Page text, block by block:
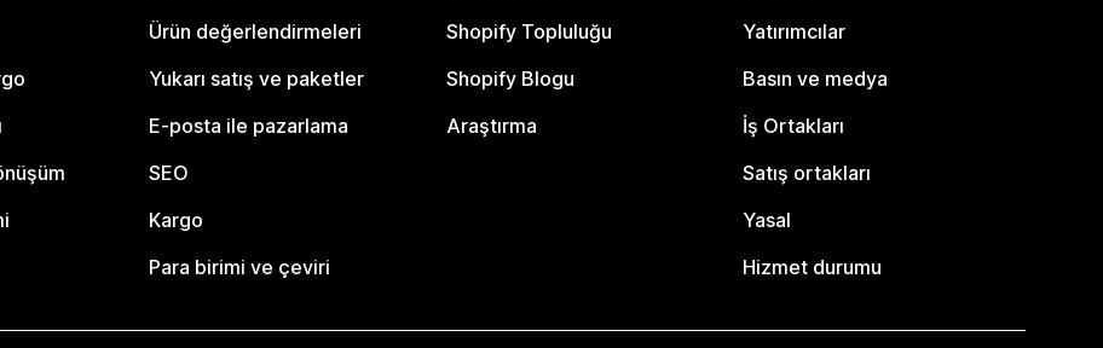
Ürün değerlendirmeleri
Yukarı satış ve paketler
E-posta ile pazarlama
SEO
Kargo
Para birimi ve çeviri
Shopify Topluluğu
Shopify Blogu
Araştırma
Yatırımcılar
Basın ve medya
İş Ortakları
Satış ortakları
Yasal
Hizmet durumu